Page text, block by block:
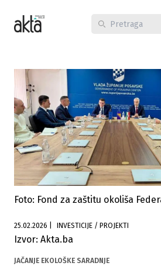
Foto: Fond za zaštitu okoliša
25.02.2026 INVESTICIJE / PROJEKTI
Izvor: Akta.ba
JAČANJE EKOLOŠKE SARADNJE